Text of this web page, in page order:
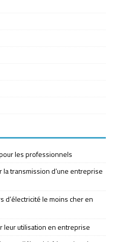
les professionnels
transmission d’une entreprise
d’électricité le moins cher en
leur utilisation en entreprise